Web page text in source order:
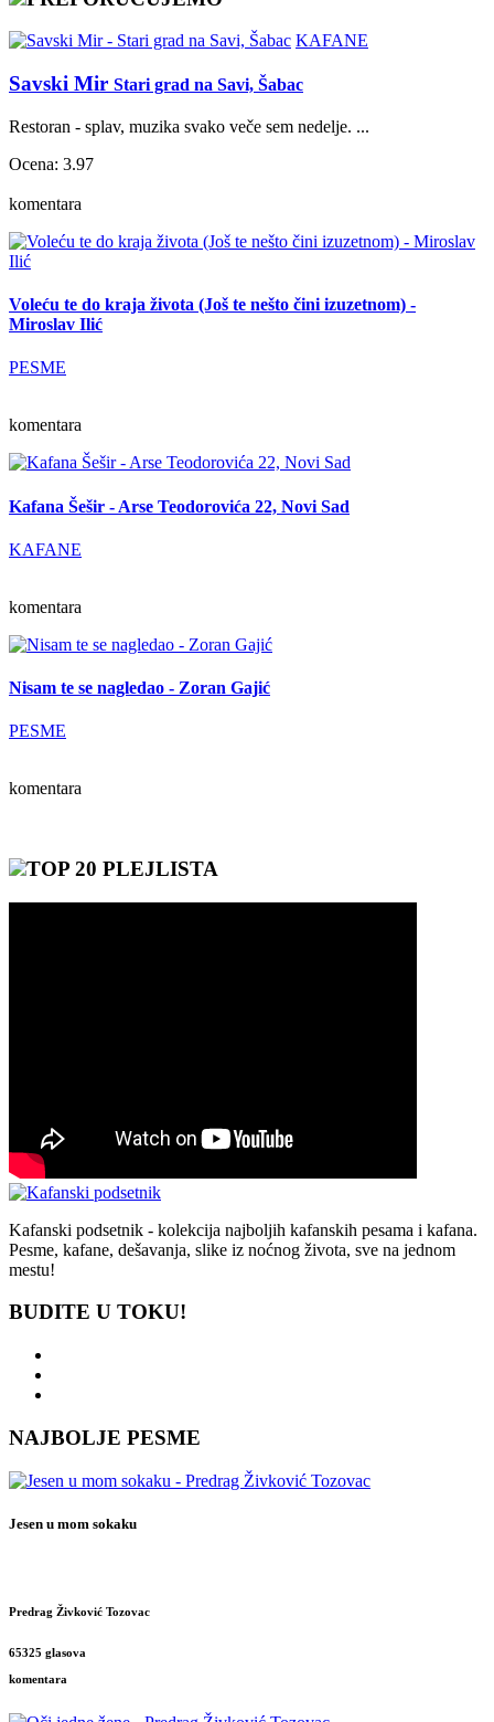
KAFANE
Savski Mir Stari grad na Savi, Šabac
Restoran - splav, muzika svako veče sem nedelje. ...
Ocena: 3.97
komentara
Voleću te do kraja života (Još te nešto čini izuzetnom) -
Miroslav Ilić
PESME
komentara
Kafana Šešir - Arse Teodorovića 22, Novi Sad
KAFANE
komentara
Nisam te se nagledao - Zoran Gajić
PESME
komentara
TOP 20 PLEJLISTA
Kafanski podsetnik - kolekcija najboljih kafanskih pesama i kafana.
Pesme, kafane, dešavanja, slike iz noćnog života, sve na jednom
mestu!
BUDITE U TOKU!
NAJBOLJE PESME
Jesen u mom sokaku
Predrag Živković Tozovac
65325 glasova
komentara